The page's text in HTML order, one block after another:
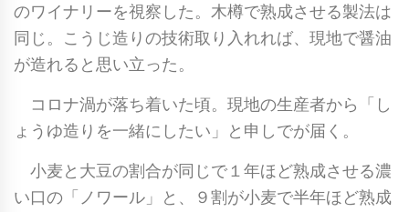
のワイナリーを視察した。木樽で熟成させる製法は
同じ。こうじ造りの技術取り入れれば、現地で醤油
が造れると思い立った。
コロナ渦が落ち着いた頃。現地の生産者から「し
ょうゆ造りを一緒にしたい」と申しでが届く。
小麦と大豆の割合が同じで１年ほど熟成させる濃
い口の「ノワール」と、９割が小麦で半年ほど熟成